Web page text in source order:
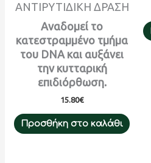
ΑΝΤΙΡΥΤΙΔΙΚΗ ΔΡΑΣΗ
Αναδομεί το
κατεστραμμένο τμήμα
του DNA και αυξάνει
την κυτταρική
επιδιόρθωση.
15.80€
Προσθήκη στο καλάθι